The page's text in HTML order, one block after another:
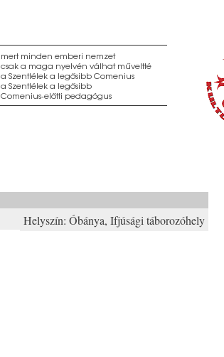
mert minden emberi nemzet
csak a maga nyelvén válhat műveltté
a Szentlélek a legősibb Comenius
a Szentlélek a legősibb
Comenius-előtti pedagógus
Helyszín: Óbánya, Ifjúsági táborozóhely